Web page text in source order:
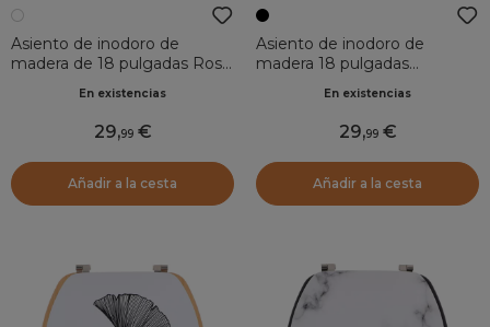
Asiento de inodoro de
madera de 18 pulgadas Rosy
En existencias
29,99
Añadir a la cesta
Asiento de inodoro de
madera 18 pulgadas
En existencias
29,99
Añadir a la cesta